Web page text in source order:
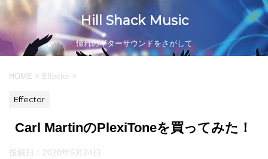
Hill Shack Music
憧れのギターサウンドをさがして
HOME > Effector >
Effector
Carl MartinのPlexiToneを買ってみた！
投稿日： 2020年5月24日